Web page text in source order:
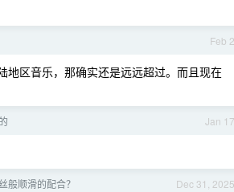
Feb 2
区音乐，那确实还是远远超过。而且现在
Jan 17
Dec 31, 2025
般顺滑的配合？